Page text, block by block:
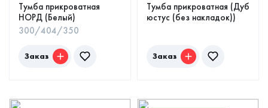
Тумба прикроватная
НОРД (Белый)
300/404/350
Заказ
Тумба прикроватная (Дуб
юстус (без накладок))
Заказ